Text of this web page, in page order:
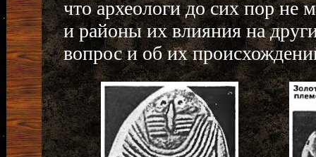
что археологи до сих пор не
и районы их влияния на
вопрос и об их